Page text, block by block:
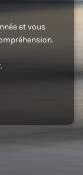
et vous